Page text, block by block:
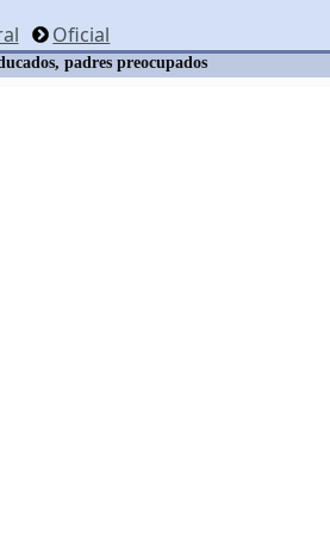
Oficial
padres preocupados